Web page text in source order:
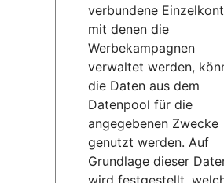
verbundene
mit denen die
Werbekampagnen
verwaltet werden,
die Daten aus dem
Datenpool für die
angegebenen Zwecke
genutzt werden. Auf
Grundlage dieser
wird festgestellt,